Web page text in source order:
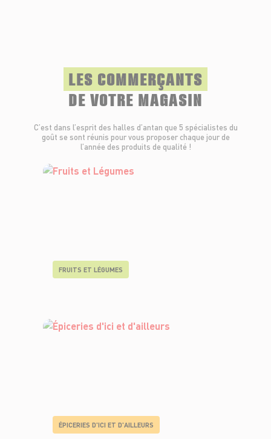
LES COMMERÇANTS
DE VOTRE MAGASIN
C’est dans l’esprit des halles d’antan que 5 spécialistes du
goût se sont réunis pour vous proposer chaque jour de
l’année des produits de qualité !
FRUITS ET LÉGUMES
ÉPICERIES D'ICI ET D'AILLEURS